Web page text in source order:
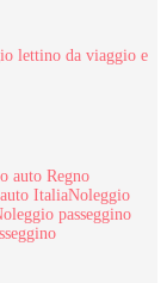
lettino da viaggio e
auto Regno
ItaliaNoleggio
passeggino